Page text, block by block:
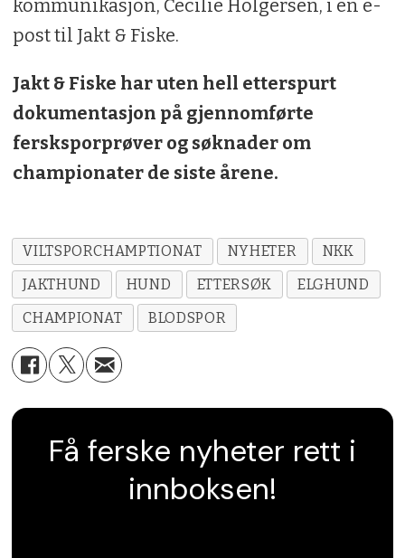
kommunikasjon, Cecilie Holgersen, i en e-
post til Jakt & Fiske.
Jakt & Fiske har uten hell etterspurt
dokumentasjon på gjennomførte
fersksporprøver og søknader om
championater de siste årene.
VILTSPORCHAMPTIONAT NYHETER
NKK
JAKTHUND
HUND ETTERSØK
ELGHUND
CHAMPIONAT
BLODSPOR
Få ferske nyheter rett i
innboksen!